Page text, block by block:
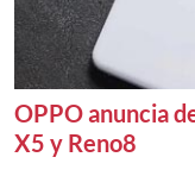
OPPO anuncia
X5 y Reno8